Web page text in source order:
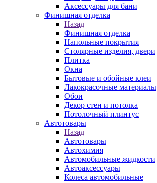
Аксессуары для бани
Финишная отделка
Назад
Финишная отделка
Напольные покрытия
Столярные изделия, двери
Плитка
Окна
Бытовые и обойные клеи
Лакокрасочные материалы
Обои
Декор стен и потолка
Потолочный плинтус
Автотовары
Назад
Автотовары
Автохимия
Автомобильные жидкости
Автоаксессуары
Колеса автомобильные